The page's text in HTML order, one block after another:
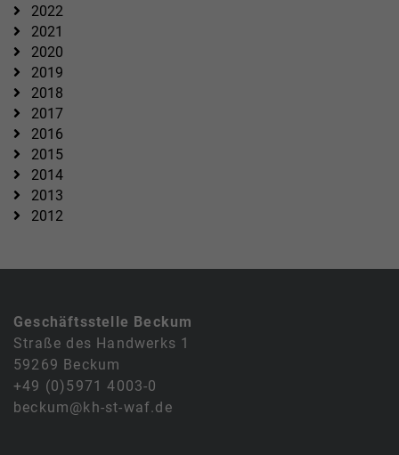
2022
2021
2020
2019
2018
2017
2016
2015
2014
2013
2012
Geschäftsstelle Beckum
Straße des Handwerks 1
59269 Beckum
+49 (0)5971 4003-0
beckum@kh-st-waf.de